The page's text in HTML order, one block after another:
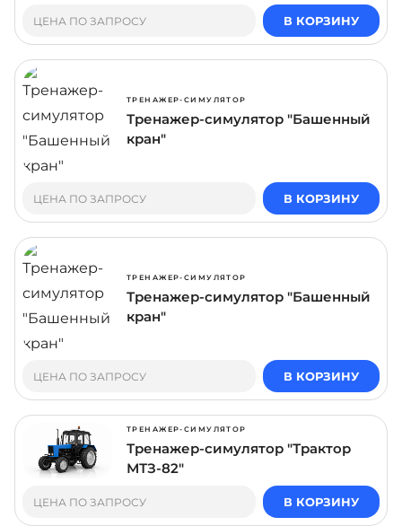
ЦЕНА ПО ЗАПРОСУ В КОРЗИНУ
ТРЕНАЖЕР-СИМУЛЯТОР
Тренажер-симулятор "Башенный
кран"
ЦЕНА ПО ЗАПРОСУ В КОРЗИНУ
ТРЕНАЖЕР-СИМУЛЯТОР
Тренажер-симулятор "Башенный
кран"
ЦЕНА ПО ЗАПРОСУ В КОРЗИНУ
ТРЕНАЖЕР-СИМУЛЯТОР
Тренажер-симулятор "Трактор
МТЗ-82"
ЦЕНА ПО ЗАПРОСУ В КОРЗИНУ